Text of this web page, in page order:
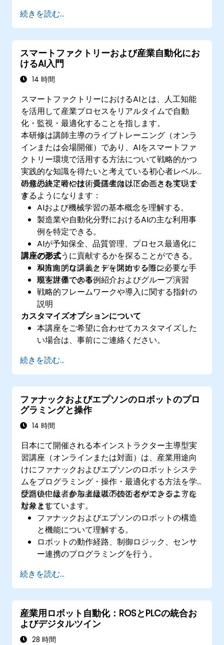
シューティングや保守作業が行える
製造工程向けにPLC制御システムの設計およ
び実装が可能になる
実践的なプロジェクトを通じてPLCプログラ
ミング技術を示せる
続きを読む...
スマートファクトリーおよび産業自動化にお
けるAI入門
14 時間
スマートファクトリーにおけるAIとは、人工知能
を活用して産業プロセスをリアルタイムで自動
化・監視・最適化することを指します。
本研修は講師主導のライブトレーニング（オンラ
インまたは会場開催）であり、AIをスマートファ
クトリー環境で活用する方法について戦略的かつ
実践的な知識を得たいと考えている初心者レベル
の意思決定者や技術責任者向けに企画されていま
す。
研修の終了時には、受講生は以下のことを実現で
きるようになります：
AIおよび機械学習の基本概念を理解する。
製造業や自動化分野におけるAIの主な利用事
例を特定できる。
AIが予知保全、品質管理、プロセス最適化に
どのように貢献するかを探ることができる。
AI推進プロジェクトを開始する際に必要な手
順を評価できる。
講座の形式
双方向的な講義とディスカッション
現実世界での事例紹介およびグループ演習
戦略的フレームワークや導入に関する指針の
説明
カスタマイズオプションについて
本講座をご希望に合わせてカスタマイズした
い場合は、事前にご連絡ください。
続きを読む...
ファナックおよびエプソンのロボットのプロ
グラミングと操作
14 時間
日本にて開催される本インストラクター主導型実
習講座（オンラインまたは対面）は、産業用途向
けにファナックおよびエプソンのロボットシステ
ムをプログラミング・操作・最適化する方法を学
びたい中級者から上級者の技術者やエンジニアを
対象としています。
受講後には、参加者は以下のことができるように
なります：
ファナックおよびエプソンのロボットの構造
と機能について理解する。
ロボットの動作経路、制御ロジック、センサ
ー連携のプログラミングを行う。
践できる。
効率向上のためのロボットワークフローの最
適化が可能となる。
続きを読む...
産業用ロボット自動化：ROSとPLCの統合お
よびデジタルツイン
28 時間